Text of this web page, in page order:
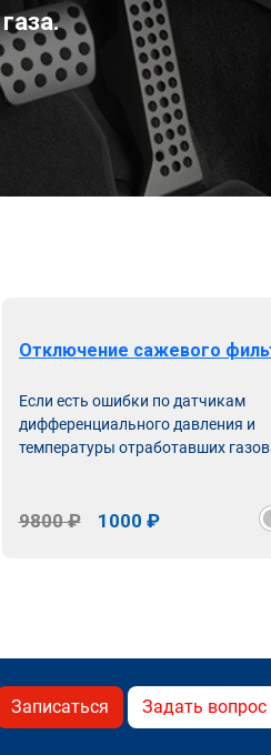
Отключение сажевого
Если есть ошибки по датчикам
дифференциального давления и
температуры отработавших
9800 ₽ 1000 ₽
Записаться Задать вопрос